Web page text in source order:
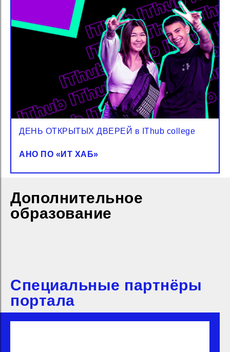
ДЕНЬ ОТКРЫТЫХ ДВЕРЕЙ в IThub college
АНО ПО «‎ИТ ХАБ»
Дополнительное
образование
Специальные партнёры
портала